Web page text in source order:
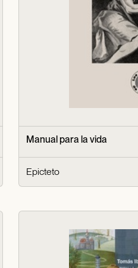
Manual para la vida
Epicteto